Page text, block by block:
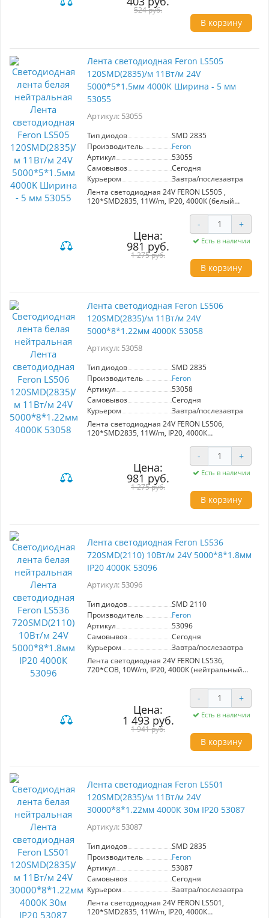
потолков, кухонь и рабочих зон. Цена указана
524 руб.
В корзину
Лента светодиодная Feron LS505
120SMD(2835)/м 11Вт/м 24V
5000*5*1.5мм 4000K Ширина - 5 мм
53055
Артикул: 53055
Тип диодов
SMD 2835
Производитель
Feron
Артикул
53055
Самовывоз
Сегодня
Курьером
Завтра/послезавтра
Лента светодиодная 24V FERON LS505 ,
120*SMD2835, 11W/m, IP20, 4000К (белый
Цена:
981 руб.
1 275 руб.
- +
Есть в наличии
В корзину
Лента светодиодная Feron LS506
120SMD(2835)/м 11Вт/м 24V
5000*8*1.22мм 4000К 53058
Артикул: 53058
Тип диодов
SMD 2835
Производитель
Feron
Артикул
53058
Самовывоз
Сегодня
Курьером
Завтра/послезавтра
Лента светодиодная 24V FERON LS506,
120*SMD2835, 11W/m, IP20, 4000К
каждый диод мм, 5000*8*1.22мм
Цена:
981 руб.
1 275 руб.
- +
Есть в наличии
В корзину
Лента светодиодная Feron LS536
720SMD(2110) 10Вт/м 24V 5000*8*1.8мм
IP20 4000К 53096
Артикул: 53096
Тип диодов
SMD 2110
Производитель
Feron
Артикул
53096
Самовывоз
Сегодня
Курьером
Завтра/послезавтра
Лента светодиодная 24V FERON LS536,
720*COB, 10W/m, IP20, 4000К (нейтральный
Цена:
1 493 руб.
1 941 руб.
- +
Есть в наличии
В корзину
Лента светодиодная Feron LS501
120SMD(2835)/м 11Вт/м 24V
30000*8*1.22мм 4000К 30м IP20 53087
Артикул: 53087
Тип диодов
SMD 2835
Производитель
Feron
Артикул
53087
Самовывоз
Сегодня
Курьером
Завтра/послезавтра
Лента светодиодная 24V FERON LS501,
120*SMD2835, 11W/m, IP20, 4000К